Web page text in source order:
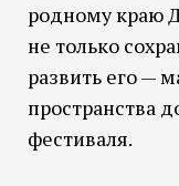
родному краю
не только
развить его —
пространства
фестиваля.